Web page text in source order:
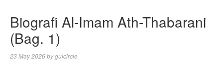
Biografi Al-Imam Ath-Thabarani
(Bag. 1)
23 May 2026bygulcircle